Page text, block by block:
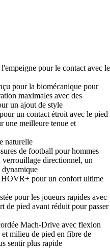
pour le contact avec le
pour la biomécanique pour
maximales avec des
un ajout de style
un contact étroit avec le pied
une meilleure tenue et
naturelle
de football pour hommes
directionnel, un
dynamique
pour un confort ultime
pour les joueurs rapides avec
de pied avant réduit pour passer
Mach-Drive avec flexion
milieu de pied en fibre de
sentir plus rapide